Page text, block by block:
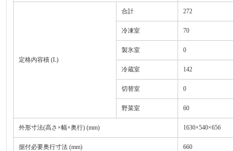
定格内容積 (L)
合計 272
冷凍室 70
製氷室 0
冷蔵室 142
切替室 0
野菜室 60
外形寸法(高さ×幅×奥行) (mm) 1630×540×656
据付必要奥行寸法 (mm) 660